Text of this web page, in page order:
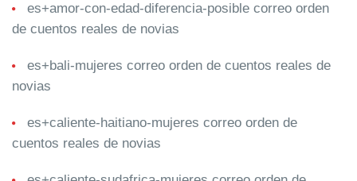
es+amor-con-edad-diferencia-posible correo orden
de cuentos reales de novias
es+bali-mujeres correo orden de cuentos reales de
novias
es+caliente-haitiano-mujeres correo orden de
cuentos reales de novias